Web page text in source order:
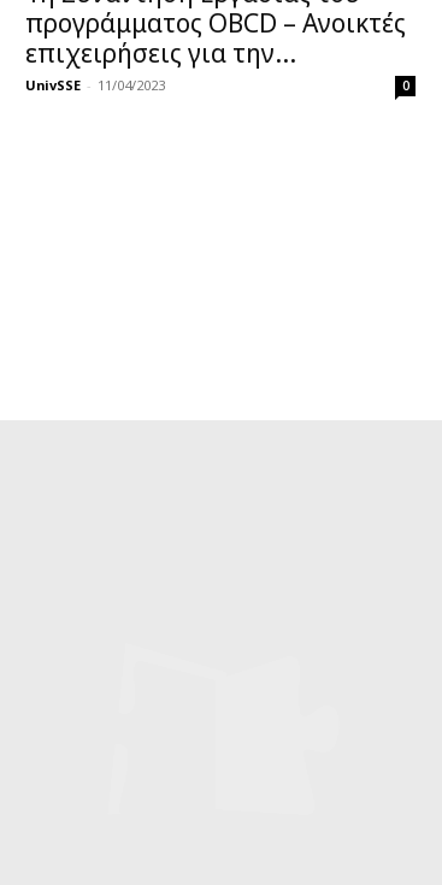
προγράμματος OBCD – Ανοικτές
επιχειρήσεις για την...
UnivSSE - 11/04/2023 0